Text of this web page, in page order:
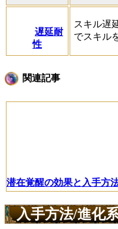
遅延耐
性
スキル遅
でスキル
関連記事
潜在覚醒の効果と入手方
入手方法/進化